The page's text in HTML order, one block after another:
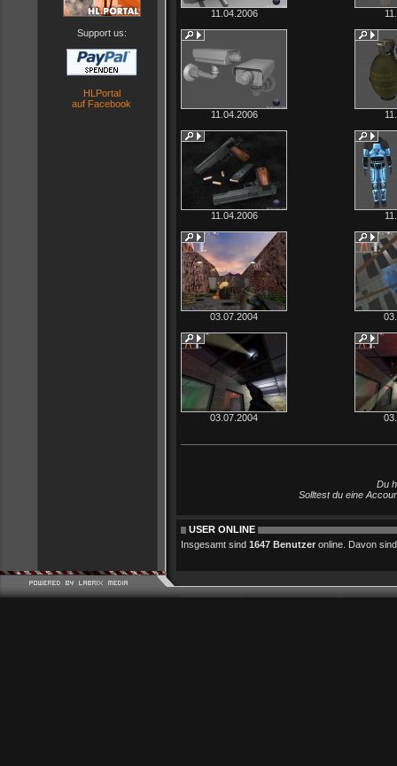
Support us:
HLPortal
auf Facebook
11.04.2006
11.04.2006
11.04.2006
03.07.2004
03.07.2004
Du
Solltest du eine
USER ONLINE
Insgesamt sind 1647 Benutzer online. Davon